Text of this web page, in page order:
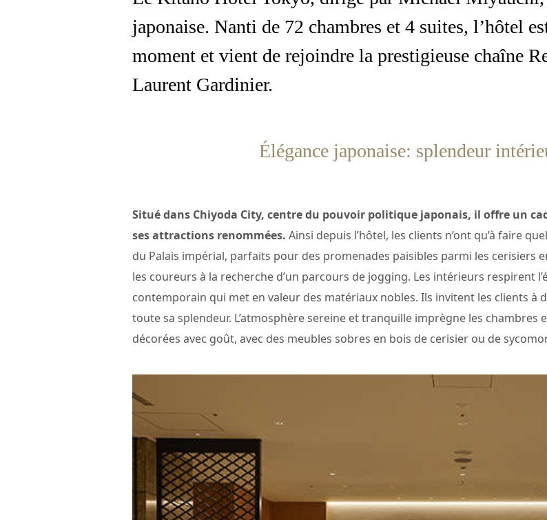
japonaise. Nanti de 72 chambres et 4 suites, l’hôtel
moment et vient de rejoindre la prestigieuse chaîne
Laurent Gardinier.
Élégance japonaise: splendeur
Situé dans Chiyoda City, centre du pouvoir politique japonais, il offre un
ses attractions renommées. Ainsi depuis l’hôtel, les clients n’ont qu’à faire
du Palais impérial, parfaits pour des promenades paisibles parmi les cerisiers
les coureurs à la recherche d’un parcours de jogging. Les intérieurs respirent
contemporain qui met en valeur des matériaux nobles. Ils invitent les clients à
toute sa splendeur. L’atmosphère sereine et tranquille imprègne les
décorées avec goût, avec des meubles sobres en bois de cerisier ou de